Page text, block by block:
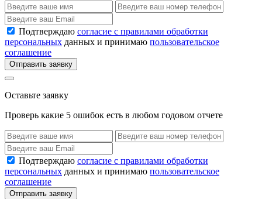
Подтверждаю согласие с правилами обработки
персональных данных и принимаю пользовательское
соглашение
Отправить заявку
Оставьте заявку
Проверь какие 5 ошибок есть в любом годовом отчете
Подтверждаю согласие с правилами обработки
персональных данных и принимаю пользовательское
соглашение
Отправить заявку